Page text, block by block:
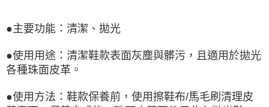
運送方式
每筆NT$80，滿NT$990(含以上)免運費
每筆NT$80，滿NT$699(含以上)免運費
●主要功能： 清潔、拋光
●使用用途： 清潔鞋款表面灰塵與髒污，且適用於拋光
各種珠面皮革。
●使用方法： 鞋款保養前，使用擦鞋布/馬毛刷清理皮